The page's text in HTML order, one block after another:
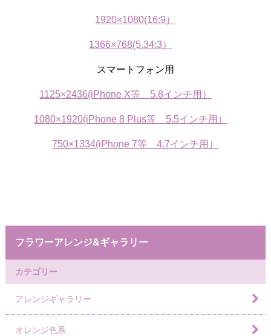
1920×1080(16:9）
1366×768(5.34:3）
スマートフォン用
1125×2436(iPhone X等 5.8インチ用）
1080×1920(iPhone 8 Plus等 5.5インチ用）
750×1334(iPhone 7等 4.7インチ用）
フラワーアレンジ&ギャラリー
カテゴリー
アレンジギャラリー
オレンジ色系